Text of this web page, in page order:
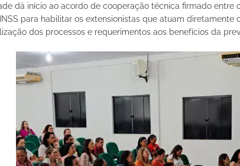
dá início ao acordo de cooperação técnica firmado entre
INSS para habilitar os extensionistas que atuam
dos processos e requerimentos aos benefícios da